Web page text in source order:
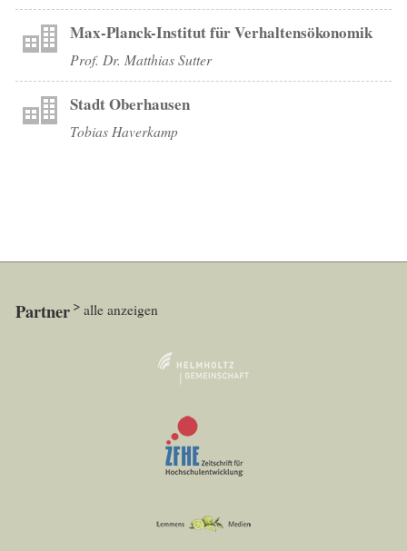
Max-Planck-Institut für Verhaltensökonomik
Prof. Dr. Matthias Sutter
Stadt Oberhausen
Tobias Haverkamp
Partner alle anzeigen